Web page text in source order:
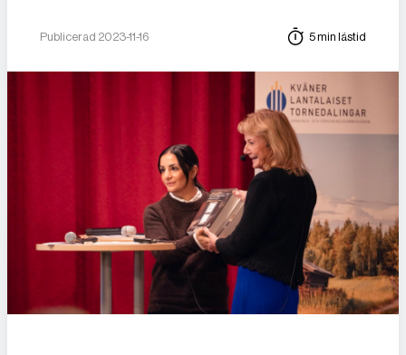
Publicerad 2023-11-16 5 min lästid